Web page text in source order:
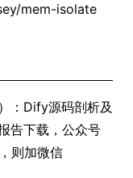
mem-isolate
：Dify源码剖析及
告下载，公众号
则加微信